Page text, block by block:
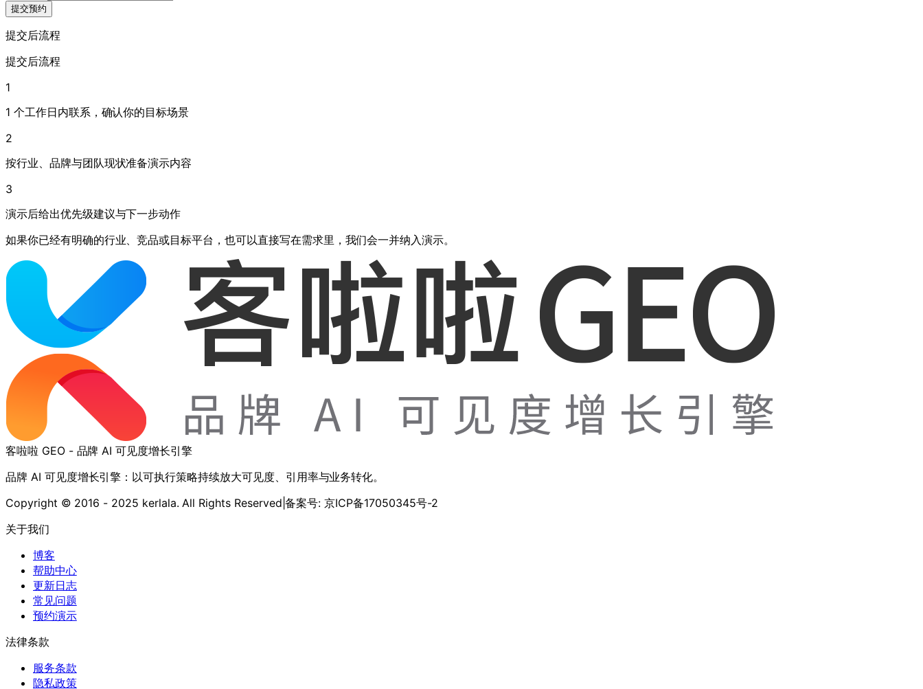
提交预约
提交后流程
提交后流程
1
1 个工作日内联系，确认你的目标场景
2
按行业、品牌与团队现状准备演示内容
3
演示后给出优先级建议与下一步动作
如果你已经有明确的行业、竞品或目标平台，也可以直接写在需求里，我们会一并纳入演示。
客啦啦 GEO - 品牌 AI 可见度增长引擎
品牌 AI 可见度增长引擎：以可执行策略持续放大可见度、引用率与业务转化。
Copyright © 2016 - 2025 kerlala. All Rights Reserved |备案号: 京ICP备17050345号-2
关于我们
博客
帮助中心
更新日志
常见问题
预约演示
法律条款
服务条款
隐私政策